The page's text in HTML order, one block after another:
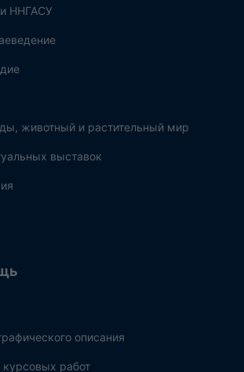
ННГАСУ
животный и растительный мир
выставок
описания
работ